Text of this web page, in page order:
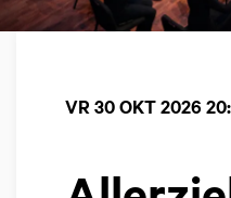
VR 30 OKT 2026